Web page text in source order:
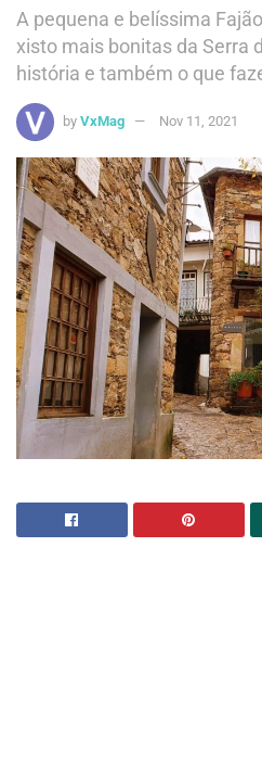
A pequena e belíssima
xisto mais bonitas da Serra
história e também o que
by VxMag Nov 11, 2021